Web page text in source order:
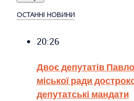
ОСТАННІ НОВИНИ
20:26
Двоє депутатів
міської ради
депутатські мандати